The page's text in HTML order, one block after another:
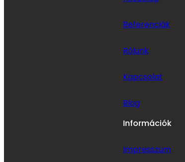
Referenciák
Rólunk
Kapcsolat
Blog
Információk
Impresszum